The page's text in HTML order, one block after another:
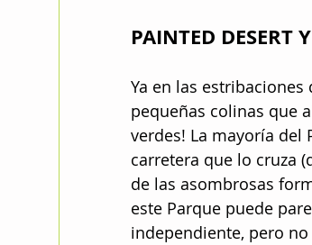
PAINTED DESERT
Ya en las
pequeñas colinas que
verdes! La mayoría del
carretera que lo cruza
de las asombrosas
este Parque puede
independiente, pero